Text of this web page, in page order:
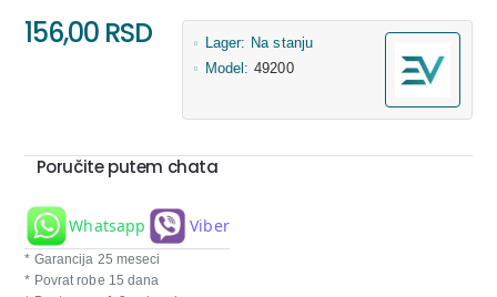
156,00 RSD Lager: Na stanju
Model: 49200
Poručite putem chata
Whatsapp Viber
* Garancija 25 meseci
* Povrat robe 15 dana